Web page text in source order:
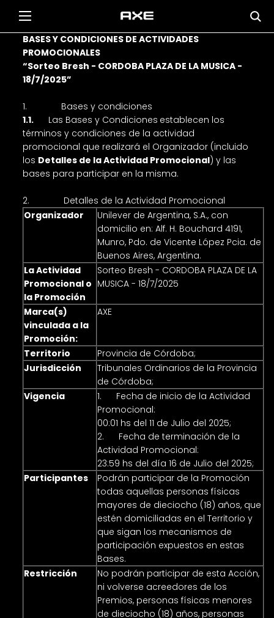
BASES Y CONDICIONES DE ACTIVIDADES
PROMOCIONALES
“Sorteo Bresh - CORDOBA PLAZA DE LA MUSICA -
18/7/2025”
1. Bases y condiciones
1.1. Las Bases y Condiciones establecen los
términos y condiciones de la actividad
promocional que realizará el Organizador (incluido
los Detalles de la Actividad Promocional) y las
bases para participar en la misma.
2. Detalles de la Actividad Promocional
Organizador
Unilever de Argentina, S.A., con
domicilio en: Alf. H. Bouchard 4191,
Munro, Pdo. de Vicente López Pcia. de
Buenos Aires, Argentina.
La Actividad
Promocional o
la Promoción
Sorteo Bresh - CORDOBA PLAZA DE LA
MUSICA - 18/7/2025
Marca(s)
vinculada a la
Promoción:
AXE
Territorio
Provincia de Córdoba;
Jurisdicción
Tribunales Ordinarios de la Provincia
de Córdoba;
Vigencia
1. Fecha de inicio de la Actividad
Promocional:
00:01 hs del 11 de Julio del 2025;
2. Fecha de terminación de la
Actividad Promocional:
23:59 hs del día 16 de Julio del 2025;
Participantes
Podrán participar de la Promoción
todas aquellas personas físicas
mayores de dieciocho (18) años, que
estén domiciliadas en el Territorio y
que sigan los mecanismos de
participación expuestos en estas
Bases.
Restricción
No podrán participar de esta Acción,
ni volverse acreedores de los
Premios, personas físicas menores
de dieciocho (18) años, personas